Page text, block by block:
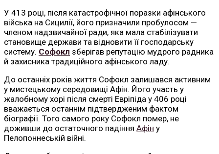
У 413 році, після катастрофічної поразки афінського
війська на Сицилії, його призначили пробулосом —
членом надзвичайної ради, яка мала стабілізувати
становище держави та відновити її господарську
систему. Софокл зберігав репутацію мудрого радника
й захисника традиційного афінського ладу.
До останніх років життя Софокл залишався активним
у мистецькому середовищі Афін. Його участь у
жалобному хорі після смерті Евріпіда у 406 році
вважається останнім підтвердженим фактом
біографії. Того самого року Софокл помер, не
доживши до остаточного падіння Афін у
Пелопоннеській війні.